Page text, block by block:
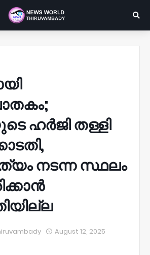
ഹർജി തള്ളി
നടന്ന സ്ഥലം
August 12, 2025